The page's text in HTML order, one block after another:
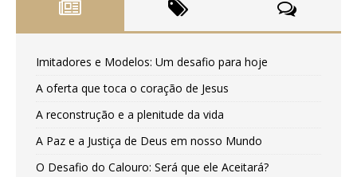
Imitadores e Modelos: Um desafio para hoje
A oferta que toca o coração de Jesus
A reconstrução e a plenitude da vida
A Paz e a Justiça de Deus em nosso Mundo
O Desafio do Calouro: Será que ele Aceitará?